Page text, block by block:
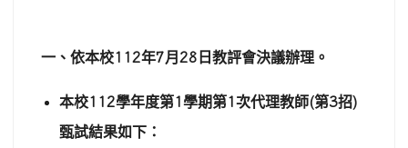
一、依本校112年7月 28 日教評會決議辦理。
本校112學年度第1 學期第1 次代理教師(第3招)
甄試結果如下：